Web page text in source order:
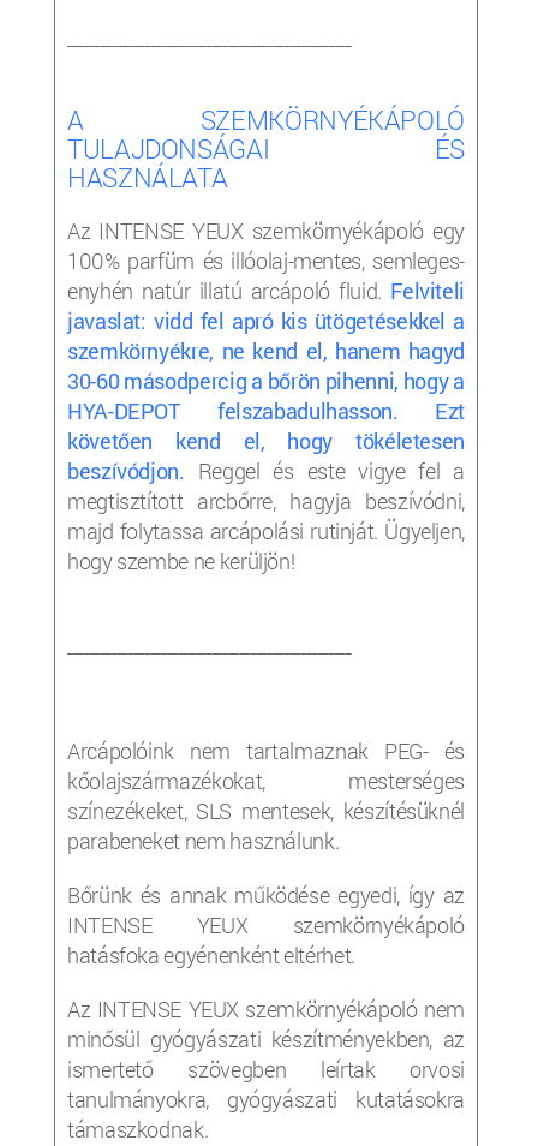
A SZEMKÖRNYÉKÁPOLÓ
TULAJDONSÁGAI ÉS
HASZNÁLATA
Az INTENSE YEUX szemkörnyékápoló egy
100% parfüm és illóolaj-mentes, semleges-
enyhén natúr illatú arcápoló fluid. Felviteli
javaslat: vidd fel apró kis ütögetésekkel a
szemkörnyékre, ne kend el, hanem hagyd
30-60 másodpercig a bőrön pihenni, hogy a
HYA-DEPOT felszabadulhasson. Ezt
követően kend el, hogy tökéletesen
beszívódjon. Reggel és este vigye fel a
megtisztított arcbőrre, hagyja beszívódni,
majd folytassa arcápolási rutinját. Ügyeljen,
hogy szembe ne kerüljön!
Arcápolóink nem tartalmaznak PEG- és
kőolajszármazékokat, mesterséges
színezékeket, SLS mentesek, készítésüknél
parabeneket nem használunk.
Bőrünk és annak működése egyedi, így az
INTENSE YEUX szemkörnyékápoló
hatásfoka egyénenként eltérhet.
Az INTENSE YEUX szemkörnyékápoló nem
minősül gyógyászati készítményekben, az
ismertető szövegben leírtak orvosi
tanulmányokra, gyógyászati kutatásokra
támaszkodnak.